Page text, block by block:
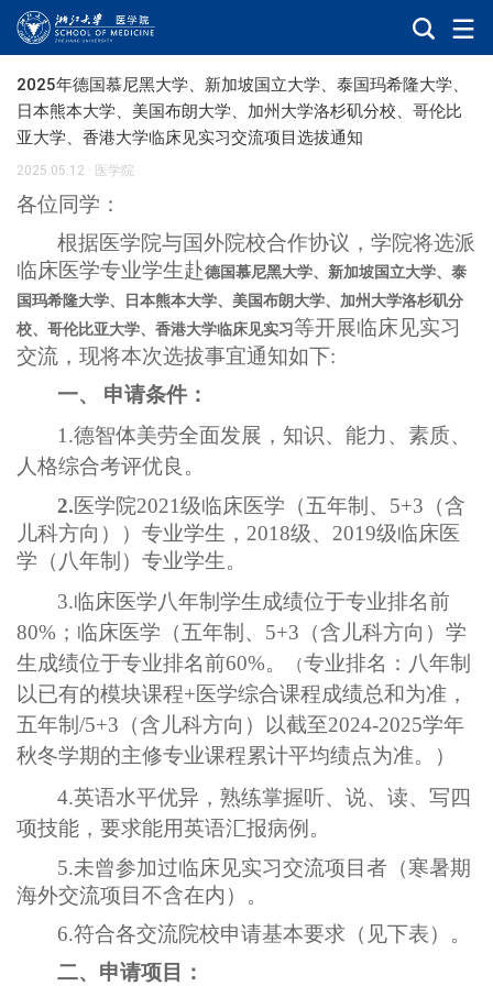
2025年德国慕尼黑大学、新加坡国立大学、泰国玛希隆大学、
日本熊本大学、美国布朗大学、加州大学洛杉矶分校、哥伦比
亚大学、香港大学临床见实习交流项目选拔通知
2025.05.12 · 医学院
各位同学：
根据医学院与国外院校合作协议，学院将选派
临床医学专业学生赴德国慕尼黑大学、新加坡国立大学、泰
国玛希隆大学、日本熊本大学、美国布朗大学、加州大学洛杉矶分
校、哥伦比亚大学、香港大学临床见实习 等开展临床见实习
交流，现将本次选拔事宜通知如下:
一、
申请条件：
1.德智体美劳全面发展，知识、能力、素质、
人格综合考评优良。
2. 医学院2021级临床医学（五年制、 5+3 （含
儿科方向））专业学生， 2018级、 2019级临床医
学（八年制）专业学生。
3.临床医学八年制学生成绩位于专业排名前
80% ；临床医学（五年制、 5+3 （含儿科方向）学
生成绩位于专业排名前60%。 （专业排名：八年制
以已有的模块课程+ 医学综合课程成绩总和为准，
五年制 /5+3 （含儿科方向）以截至2024-2025学年
秋冬学期的主修专业课程累计平均绩点为准。）
4.英语水平优异，熟练掌握听、说、读、写四
项技能，要求能用英语汇报病例。
5.未曾参加过临床见实习交流项目者（寒暑期
海外交流项目不含在内）。
6.符合各交流院校申请基本要求（见下表）。
二、申请项目：